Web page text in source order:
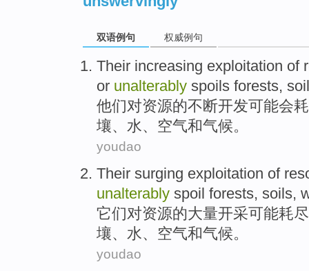
双语例句 权威例句
Their increasing exploitation of
or unalterably spoils forests,
他们对资源的不断开发可能会
壤、 水、 空气和气候。
youdao
Their surging exploitation of
unalterably spoil forests, soils,
它们对资源的大量开采可能耗尽
壤、 水、 空气和气候。
youdao